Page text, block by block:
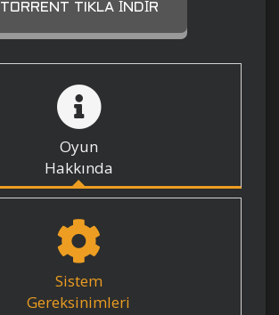
TORRENT TIKLA İNDIR
Oyun
Hakkında
Sistem
Gereksinimleri